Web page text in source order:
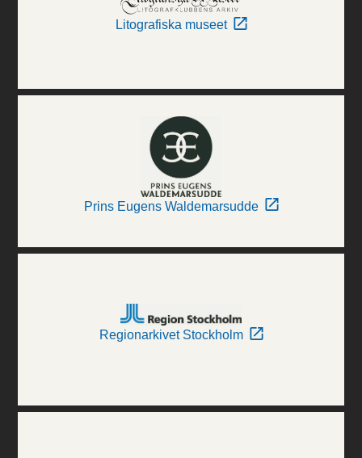
Litografiska museet
Prins Eugens Waldemarsudde
Regionarkivet Stockholm